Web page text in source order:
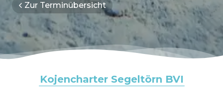
Zur Terminübersicht
Kojencharter Segeltörn BVI